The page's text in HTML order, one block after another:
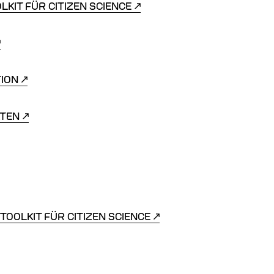
FÜR CITIZEN SCIENCE
FÜR CITIZEN SCIENCE